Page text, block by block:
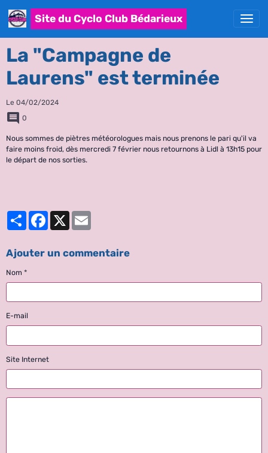
Site du Cyclo Club Bédarieux
La "Campagne de
Laurens" est terminée
Le 04/02/2024
0
Nous sommes de piètres météorologues mais nous prenons le pari qu'il va
faire moins froid, dès mercredi 7 février nous retournons à Lidl à 13h15 pour
le départ de nos sorties.
PartagerFacebook
X
Ajouter un commentaire
Nom
E-mail
Site Internet